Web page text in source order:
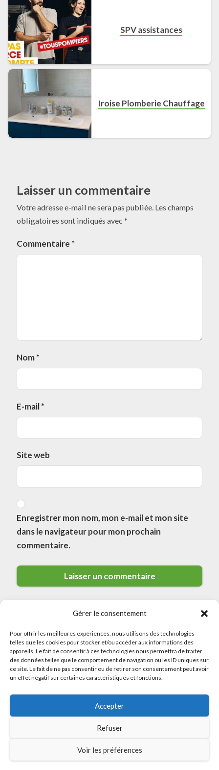
Gérer le consentement
Pour offrir les meilleures expériences, nous utilisons des technologies
telles que les cookies pour stocker et/ou accéder aux informations des
appareils. Le fait de consentir à ces technologies nous permettra de traiter
des données telles que le comportement de navigation ou les ID uniques sur
ce site. Le fait de ne pas consentir ou de retirer son consentement peut avoir
un effet négatif sur certaines caractéristiques et fonctions.
Accepter
Refuser
Voir les préférences
SPV assistances
Iroise Plomberie Chauffage
Laisser un commentaire
Votre adresse e-mail ne sera pas publiée. Les champs
obligatoires sont indiqués avec *
Commentaire *
Nom*
E-mail*
Site web
Enregistrer mon nom, mon e-mail et mon site
dans le navigateur pour mon prochain
commentaire.
© 2026 Meilleurs Plombiers · All rights reserved
Mentions Légales
Politique de Cookies
Sitemap